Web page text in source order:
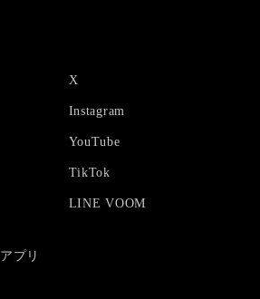
X
Instagram
YouTube
TikTok
LINE VOOM
アプリ